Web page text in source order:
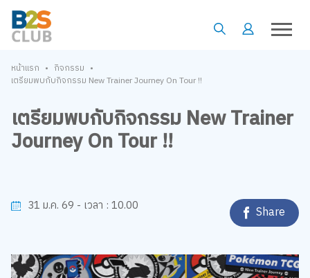
หน้าแรก • กิจกรรม •
เตรียมพบกับกิจกรรม New Trainer Journey On Tour !!
เตรียมพบกับกิจกรรม New Trainer
Journey On Tour !!
31 ม.ค. 69 - เวลา : 10.00 Share